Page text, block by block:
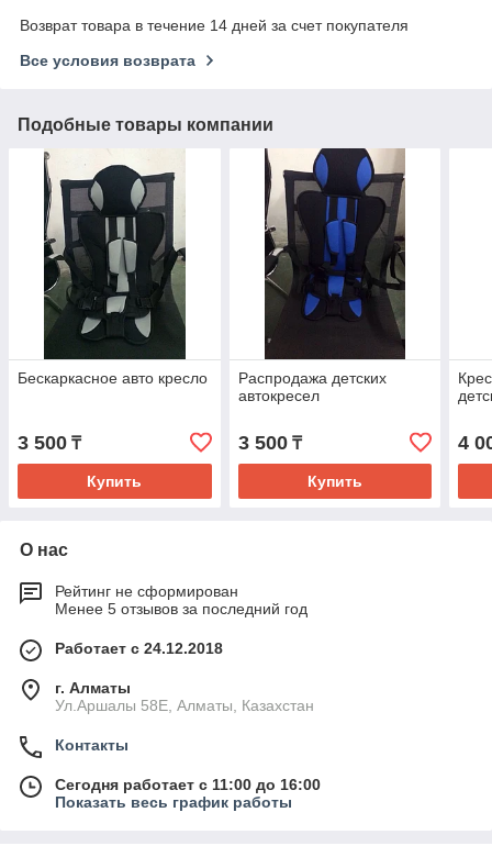
Возврат товара в течение 14 дней за счет покупателя
Все условия возврата
Подобные товары компании
Бескаркасное авто кресло
3 500 ₸
Купить
Распродажа детских
автокресел
3 500₸
Купить
4
О нас
Рейтинг не сформирован
Менее 5 отзывов за последний год
Работает с 24.12.2018
г. Алматы
Ул.Аршалы 58Е, Алматы, Казахстан
Контакты
Сегодня работает с 11:00 до 16:00
Показать весь график работы